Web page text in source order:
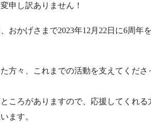
申し訳ありません！
おかげさまで2023年12月22日に6周年
方々、これまでの活動を支えてくだ
ころがありますので、応援してくれ
ます。